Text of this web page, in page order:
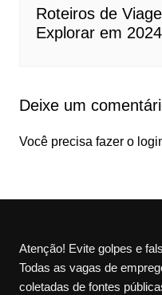
Roteiros de
Explorar em 2024
Deixe um
Você precisa fazer o
Atenção! Evite golpes e
Todas as vagas de
coletadas de fontes